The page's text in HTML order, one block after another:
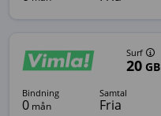
Surf
20GB
bindning
0 mån
samtal
Fria